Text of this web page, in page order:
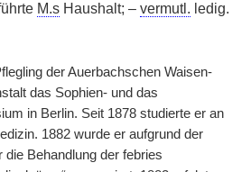
M.s Haushalt; – vermutl. ledig.
der Auerbachschen Waisen-
das Sophien- und das
in Berlin. Seit 1878 studierte er an
1882 wurde er aufgrund der
die Behandlung der febries